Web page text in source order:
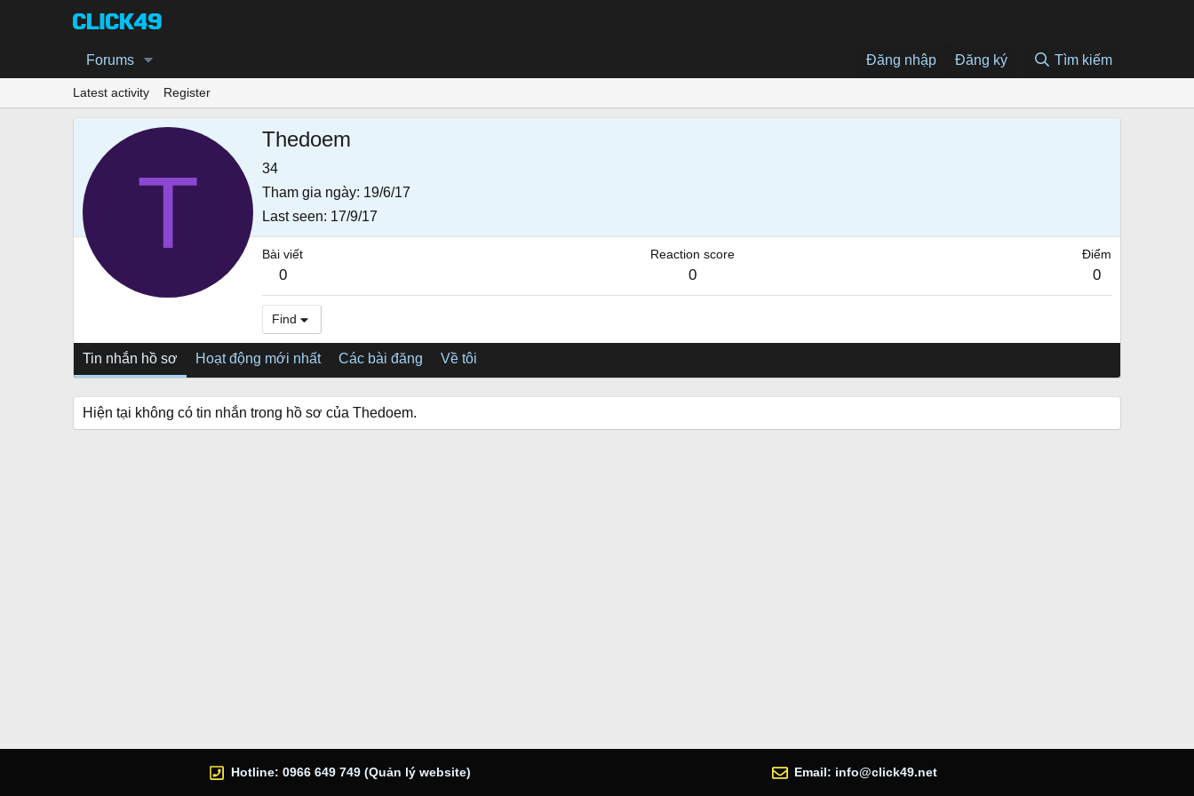
Forums Đăng nhập Đăng ký Tìm kiếm
Latest activity Register
T
Thedoem
34
Tham gia ngày 19/6/17
Last seen 17/9/17
Bài viết
0
Reaction score
0
Điểm
0
Find
Tin nhắn hồ sơ Hoạt động mới nhất Các bài đăng Về tôi
Hiện tại không có tin nhắn trong hồ sơ của Thedoem.
Hotline: 0966 649 749 (Quản lý website) Email: info@click49.net